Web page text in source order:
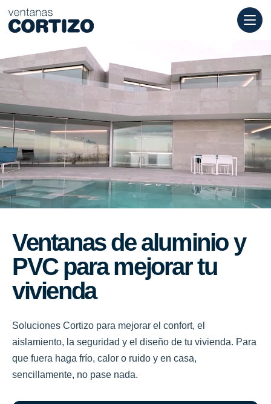
Ventanas Cortizo es una red especializada en ventanas de
Productos
Asesoramiento
Red de tiendas
Presupuesto
Ventanas de aluminio y
PVC para mejorar tu
vivienda
Soluciones Cortizo para mejorar el confort, el
aislamiento, la seguridad y el diseño de tu vivienda. Para
que fuera haga frío, calor o ruido y en casa,
sencillamente, no pase nada.